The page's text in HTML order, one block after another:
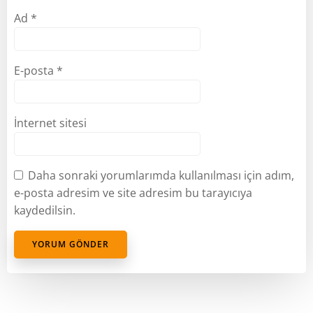
Ad *
E-posta *
İnternet sitesi
Daha sonraki yorumlarımda kullanılması için adım,
e-posta adresim ve site adresim bu tarayıcıya
kaydedilsin.